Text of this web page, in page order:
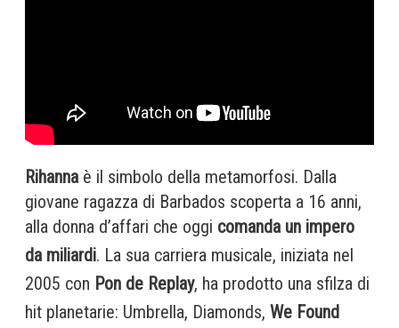
Rihanna è il simbolo della metamorfosi. Dalla
giovane ragazza di Barbados scoperta a 16 anni,
alla donna d’affari che oggi comanda un impero
da miliardi. La sua carriera musicale, iniziata nel
2005 con Pon de Replay, ha prodotto una sfilza di
hit planetarie: Umbrella, Diamonds, We Found